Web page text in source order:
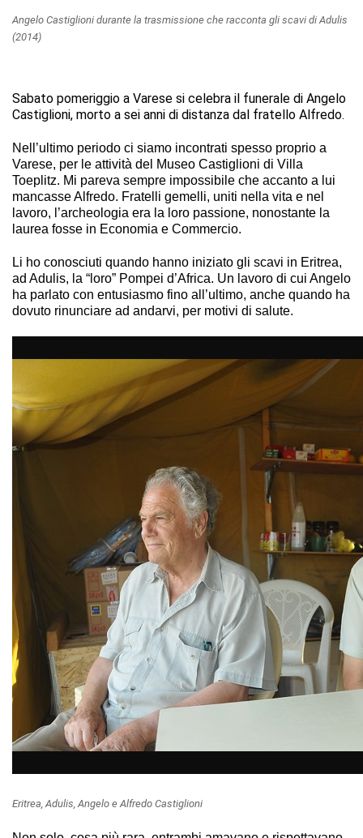
Angelo Castiglioni durante la trasmissione che racconta gli scavi di Adulis
(2014)
Sabato pomeriggio a Varese si celebra il funerale di Angelo
Castiglioni, morto a sei anni di distanza dal fratello Alfredo.
Nell’ultimo periodo ci siamo incontrati spesso proprio a
Varese, per le attività del Museo Castiglioni di Villa
Toeplitz. Mi pareva sempre impossibile che accanto a lui
mancasse Alfredo. Fratelli gemelli, uniti nella vita e nel
lavoro, l’archeologia era la loro passione, nonostante la
laurea fosse in Economia e Commercio.
Li ho conosciuti quando hanno iniziato gli scavi in Eritrea,
ad Adulis, la “loro” Pompei d’Africa. Un lavoro di cui Angelo
ha parlato con entusiasmo fino all’ultimo, anche quando ha
dovuto rinunciare ad andarvi, per motivi di salute.
Eritrea, Adulis, Angelo e Alfredo Castiglioni